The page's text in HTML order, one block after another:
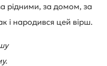
рідними, за домом, за
і народився цей вірш.